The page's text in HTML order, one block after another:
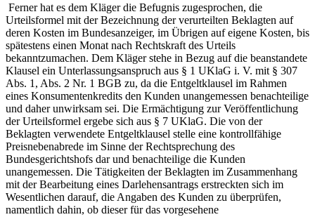
Ferner hat es dem Kläger die Befugnis zugesprochen, die
Urteilsformel mit der Bezeichnung der verurteilten Beklagten auf
deren Kosten im Bundesanzeiger, im Übrigen auf eigene Kosten, bis
spätestens einen Monat nach Rechtskraft des Urteils
bekanntzumachen. Dem Kläger stehe in Bezug auf die beanstandete
Klausel ein Unterlassungsanspruch aus § 1 UKlaG i. V. mit § 307
Abs. 1, Abs. 2 Nr. 1 BGB zu, da die Entgeltklausel im Rahmen
eines Konsumentenkredits den Kunden unangemessen benachteilige
und daher unwirksam sei. Die Ermächtigung zur Veröffentlichung
der Urteilsformel ergebe sich aus § 7 UKlaG. Die von der
Beklagten verwendete Entgeltklausel stelle eine kontrollfähige
Preisnebenabrede im Sinne der Rechtsprechung des
Bundesgerichtshofs dar und benachteilige die Kunden
unangemessen. Die Tätigkeiten der Beklagten im Zusammenhang
mit der Bearbeitung eines Darlehensantrags erstreckten sich im
Wesentlichen darauf, die Angaben des Kunden zu überprüfen,
namentlich dahin, ob dieser für das vorgesehene